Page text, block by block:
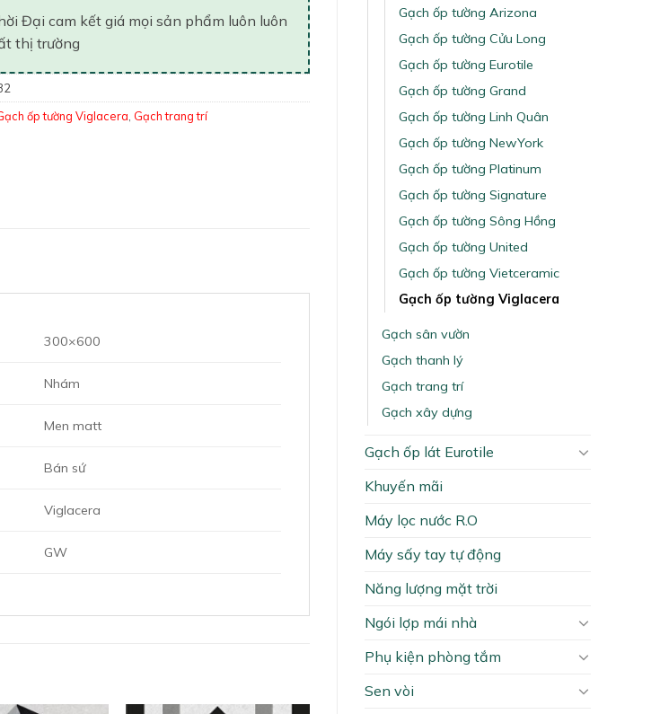
Gạch ốp tường Arizona
Gạch ốp tường Cửu Long
Gạch ốp tường Eurotile
Gạch ốp tường Grand
Gạch ốp tường Linh Quân
Gạch ốp tường NewYork
Gạch ốp tường Platinum
Gạch ốp tường Signature
Gạch ốp tường Sông Hồng
Gạch ốp tường United
Gạch ốp tường Vietceramic
Gạch ốp tường Viglacera
Gạch sân vườn
Gạch thanh lý
Gạch trang trí
Gạch xây dựng
Gạch ốp lát Eurotile
Khuyến mãi
Máy lọc nước R.O
Máy sấy tay tự động
Năng lượng mặt trời
Ngói lợp mái nhà
Phụ kiện phòng tắm
Sen vòi
Đại cam kết giá mọi sản phẩm luôn luôn
thị trường
ốp tường Viglacera, Gạch trang trí
300×600
Nhám
Men matt
Bán sứ
Viglacera
GW